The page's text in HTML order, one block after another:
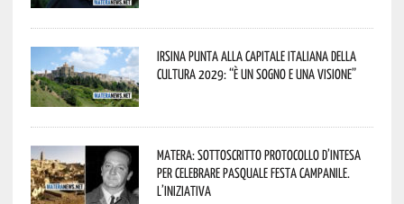
Irsina punta alla Capitale italiana della
Cultura 2029: “È un sogno e una visione”
Matera: sottoscritto protocollo d’intesa
per celebrare Pasquale Festa Campanile.
L’iniziativa